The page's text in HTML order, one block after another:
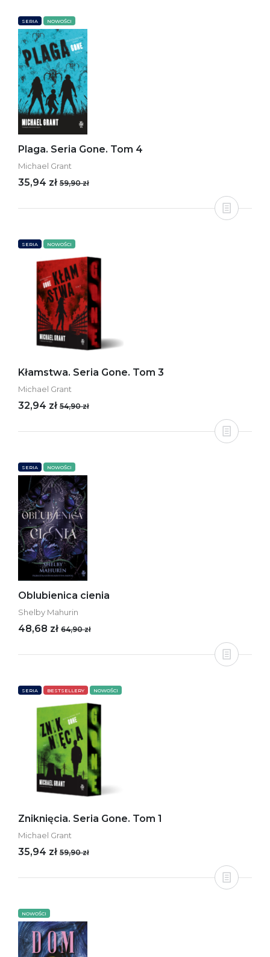
SERIA NOWOŚCI
Plaga. Seria Gone. Tom 4
Michael Grant
35,94 zł 59,90 zł
SERIA NOWOŚCI
Kłamstwa. Seria Gone. Tom 3
Michael Grant
32,94 zł 54,90 zł
SERIA NOWOŚCI
Oblubienica cienia
Shelby Mahurin
48,68 zł 64,90 zł
SERIA BESTSELLERY NOWOŚCI
Zniknięcia. Seria Gone. Tom 1
Michael Grant
35,94 zł 59,90 zł
NOWOŚCI